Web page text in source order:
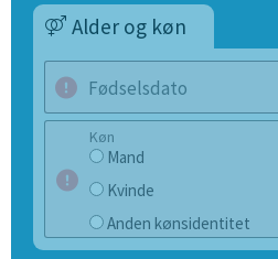
Alder og køn
Fødselsdato
Køn
Mand
Kvinde
Anden kønsidentitet